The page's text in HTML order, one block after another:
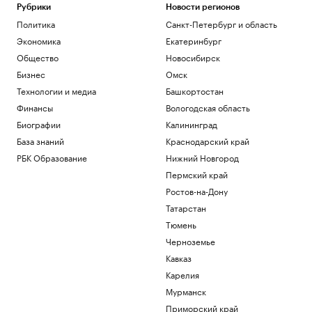
Рубрики
Политика
Экономика
Общество
Бизнес
Технологии и медиа
Финансы
Биографии
База знаний
РБК Образование
Новости регионов
Санкт-Петербург и область
Екатеринбург
Новосибирск
Омск
Башкортостан
Вологодская область
Калининград
Краснодарский край
Нижний Новгород
Пермский край
Ростов-на-Дону
Татарстан
Тюмень
Черноземье
Кавказ
Карелия
Мурманск
Приморский край